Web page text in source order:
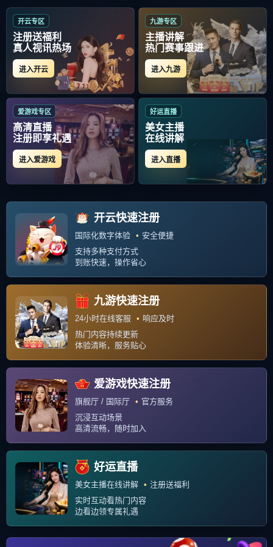
首页> 纽卡斯尔训练开放日
纽卡斯尔训练开放日
爱游戏手机版-纽卡斯尔训练开放日，赛前防线松
动引欢呼，意甲在即，数据趋势出现新变化的简
单介绍
2025-11-29 01:46:49
‹‹
关于我们